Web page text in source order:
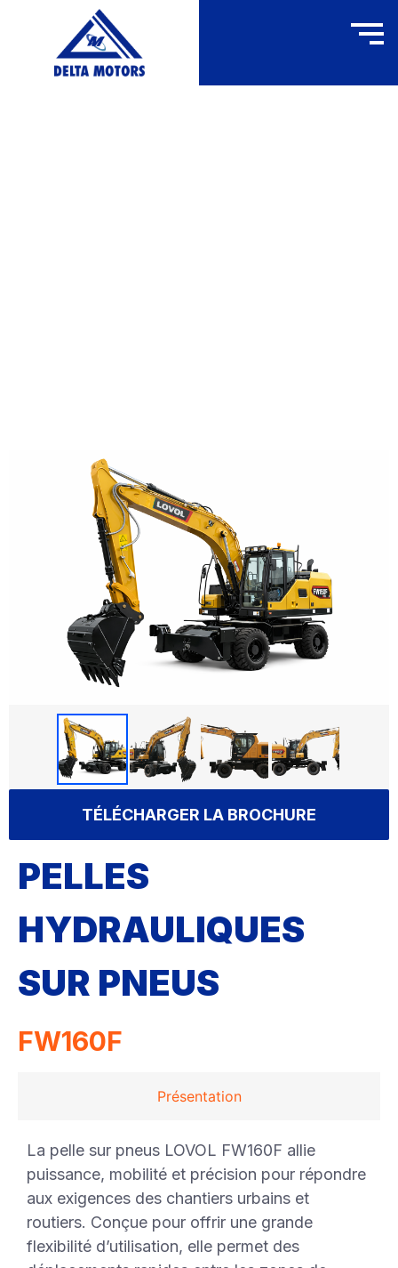
TÉLÉCHARGER LA BROCHURE
PELLES
HYDRAULIQUES
SUR PNEUS
FW160F
Présentation
La pelle sur pneus LOVOL FW160F allie
puissance, mobilité et précision pour répondre
aux exigences des chantiers urbains et
routiers. Conçue pour offrir une grande
flexibilité d’utilisation, elle permet des